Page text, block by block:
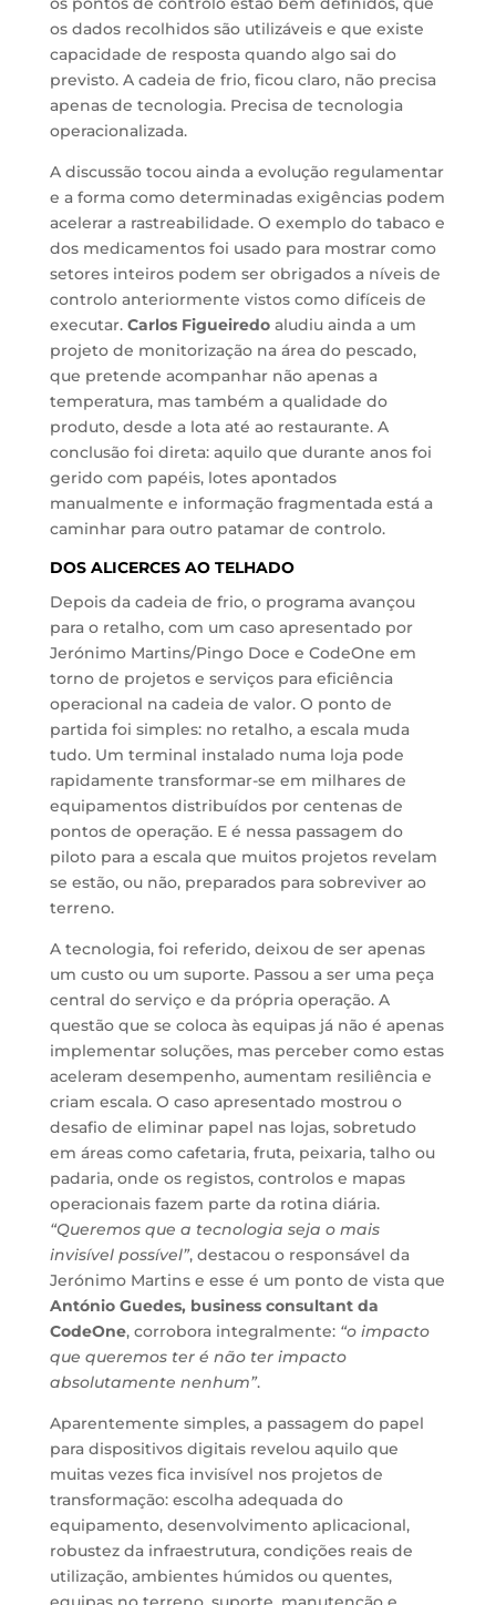
os dados recolhidos são utilizáveis e que existe
capacidade de resposta quando algo sai do
previsto. A cadeia de frio, ficou claro, não precisa
apenas de tecnologia. Precisa de tecnologia
operacionalizada.
A discussão tocou ainda a evolução regulamentar
e a forma como determinadas exigências podem
acelerar a rastreabilidade. O exemplo do tabaco e
dos medicamentos foi usado para mostrar como
setores inteiros podem ser obrigados a níveis de
controlo anteriormente vistos como difíceis de
executar. Carlos Figueiredoaludiu ainda a um
projeto de monitorização na área do pescado,
que pretende acompanhar não apenas a
temperatura, mas também a qualidade do
produto, desde a lota até ao restaurante. A
conclusão foi direta: aquilo que durante anos foi
gerido com papéis, lotes apontados
manualmente e informação fragmentada está a
caminhar para outro patamar de controlo.
DOS ALICERCES AO TELHADO
Depois da cadeia de frio, o programa avançou
para o retalho, com um caso apresentado por
Jerónimo Martins/Pingo Doce e CodeOne em
torno de projetos e serviços para eficiência
operacional na cadeia de valor. O ponto de
partida foi simples: no retalho, a escala muda
tudo. Um terminal instalado numa loja pode
rapidamente transformar-se em milhares de
equipamentos distribuídos por centenas de
pontos de operação. E é nessa passagem do
piloto para a escala que muitos projetos revelam
se estão, ou não, preparados para sobreviver ao
terreno.
A tecnologia, foi referido, deixou de ser apenas
um custo ou um suporte. Passou a ser uma peça
central do serviço e da própria operação. A
questão que se coloca às equipas já não é apenas
implementar soluções, mas perceber como estas
aceleram desempenho, aumentam resiliência e
criam escala. O caso apresentado mostrou o
desafio de eliminar papel nas lojas, sobretudo
em áreas como cafetaria, fruta, peixaria, talho ou
padaria, onde os registos, controlos e mapas
operacionais fazem parte da rotina diária.
“Queremos que a tecnologia seja o mais
invisível possível”, destacou o responsável da
Jerónimo Martins e esse é um ponto de vista que
António Guedes, business consultant da
CodeOne, corrobora integralmente: “o impacto
que queremos ter é não ter impacto
absolutamente nenhum”.
Aparentemente simples, a passagem do papel
para dispositivos digitais revelou aquilo que
muitas vezes fica invisível nos projetos de
transformação: escolha adequada do
equipamento, desenvolvimento aplicacional,
robustez da infraestrutura, condições reais de
utilização, ambientes húmidos ou quentes,